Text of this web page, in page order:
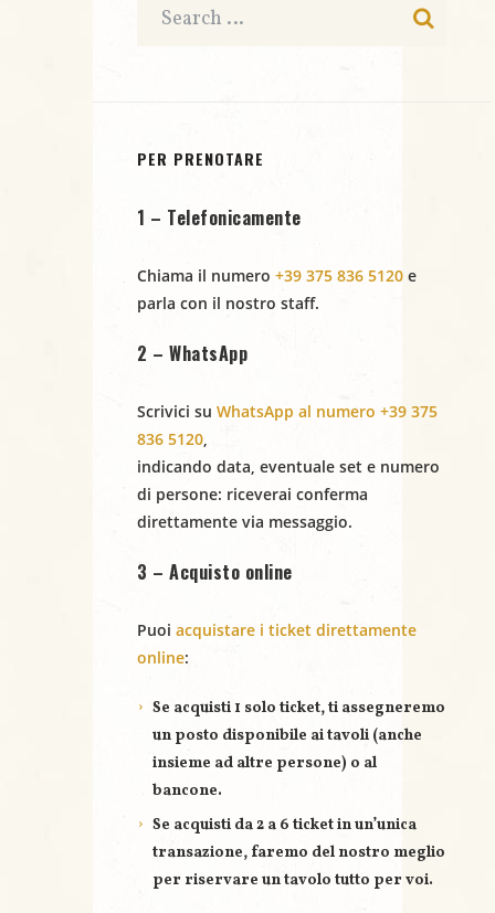
z
e
PER PRENOTARE
1 – Telefonicamente
Chiama il numero +39 375 836 5120 e
parla con il nostro staff.
2 – WhatsApp
Scrivici su WhatsApp al numero +39 375
836 5120,
indicando data, eventuale set e numero
di persone: riceverai conferma
direttamente via messaggio.
3 – Acquisto online
Puoi acquistare i ticket direttamente
online:
Se acquisti 1 solo ticket, ti assegneremo
un posto disponibile ai tavoli (anche
insieme ad altre persone) o al
bancone.
Se acquisti da 2 a 6 ticketin un’unica
transazione, faremo del nostro meglio
per riservare untavolo tutto per voi.